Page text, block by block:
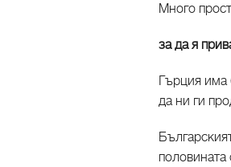
Много
за да я
Гърция има
да ни ги